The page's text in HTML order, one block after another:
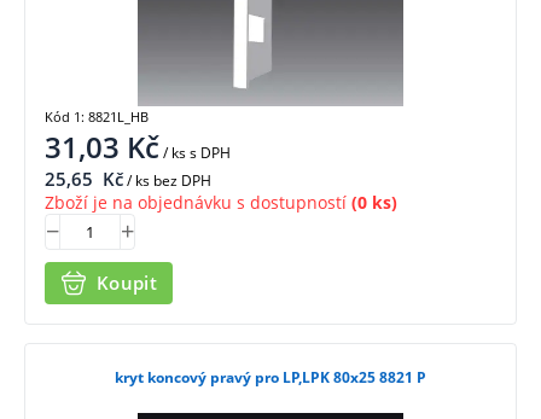
31,03 Kč/ kss DPH
25,65 Kč/ ks bez DPH
Zboží je na objednávku s dostupností (0 ks)
Koupit
Kód 1: 8821L_HB
kryt koncový pravý pro LP,LPK 80x25 8821 P